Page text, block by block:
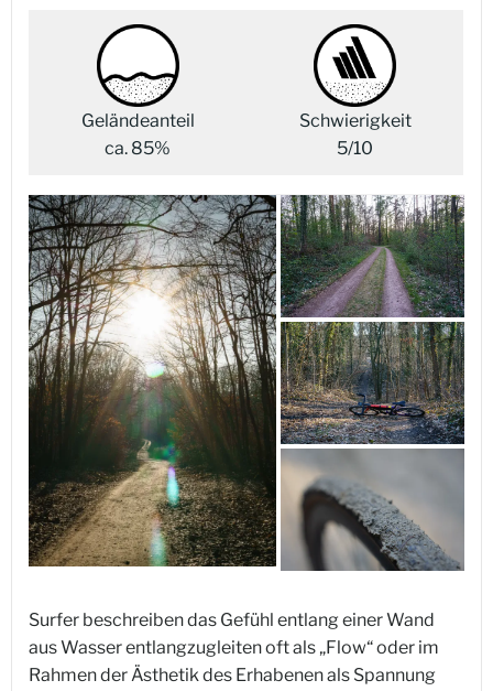
Geländeanteil
ca. 85%
Schwierigkeit
5/10
Surfer beschreiben das Gefühl entlang einer Wand
aus Wasser entlangzugleiten oft als „Flow“ oder im
Rahmen der Ästhetik des Erhabenen als Spannung